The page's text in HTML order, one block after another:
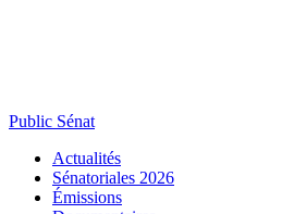
Public Sénat
Actualités
Sénatoriales 2026
Émissions